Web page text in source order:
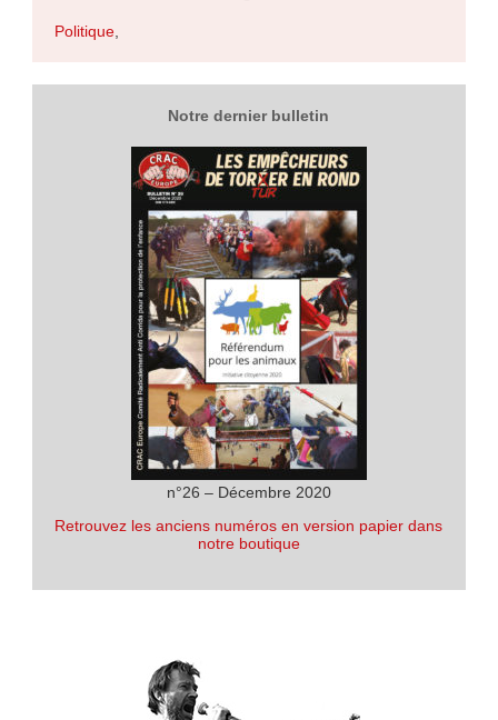
Politique,
Notre dernier bulletin
n°26 – Décembre 2020
Retrouvez les anciens numéros en version papier dans
notre boutique